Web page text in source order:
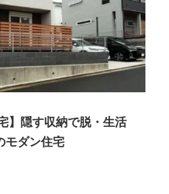
】隠す収納で脱・生活
モダン住宅